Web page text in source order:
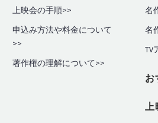
上映会の手順>>
申込み方法や料金について
>>
著作権の理解について>>
名
名
TV
お
上